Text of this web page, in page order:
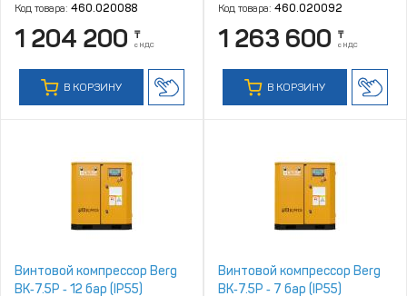
Код товара: 460.020088
1 204 200 ₸
с НДС
В КОРЗИНУ
Код товара: 460.020092
1 263 600 ₸
с НДС
В КОРЗИНУ
Винтовой компрессор Berg
ВК‑7.5Р ‑ 12 бар (IP55)
Винтовой компрессор Berg
ВК‑7.5Р ‑ 7 бар (IP55)